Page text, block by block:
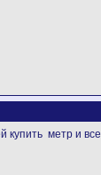
метр и